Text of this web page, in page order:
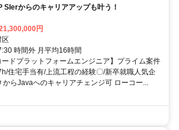
SIerからのキャリアアップも叶う！
円
区
時間外 月平均16時間
ードプラットフォームエンジニア】プライム案件
住宅手当有/上流工程の経験〇/新卒就職人気企
からJavaへのキャリアチェンジ可 ローコー...